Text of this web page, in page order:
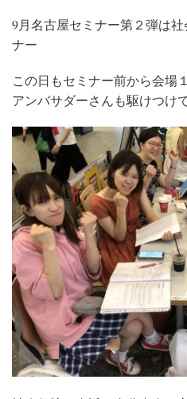
9月名古屋セミナー第２弾は
ナー
この日もセミナー前から会場
アンバサダーさんも駆けつけ